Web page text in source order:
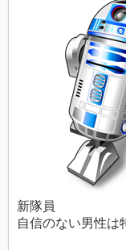
新隊員
自信のない男性は